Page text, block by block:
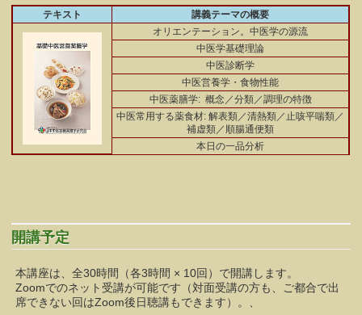
テキスト
講義テーマの概要
オリエンテーション。中医学の源流
中医学基礎理論
中医診断学
中医営養学・食物性能
中医薬膳学: 概念／分類／調理の特徴
中医常用する薬食材: 解表類／清熱類／止咳平喘類／
補虚類／順腸通便類
本日の一品分析
開講予定
本講座は、全30時間（各3時間 × 10回）で開講します。
Zoomでのネット受講が可能です（対面受講の方も、ご都合で出
席できない回はZoom後日聴講もできます）。、